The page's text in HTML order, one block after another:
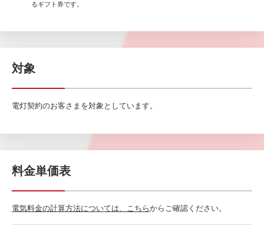
るギフト券です。
対象
電灯契約のお客さまを対象としています。
料金単価表
電気料金の計算方法については、こちらからご確認ください。